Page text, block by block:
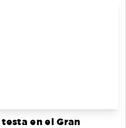
en el Gran